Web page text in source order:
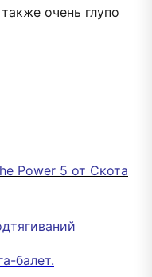
очень глупо
Power 5 от Скота
балет.